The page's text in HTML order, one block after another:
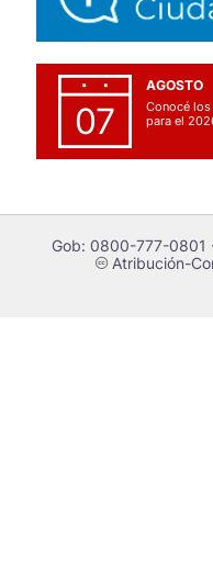
07
AGOSTO
Conocé
para el
Gob: 0800-777-0801
cAtribución-